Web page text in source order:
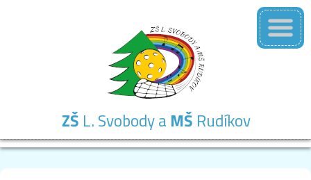
ZŠ L. Svobody a MŠ Rudíkov